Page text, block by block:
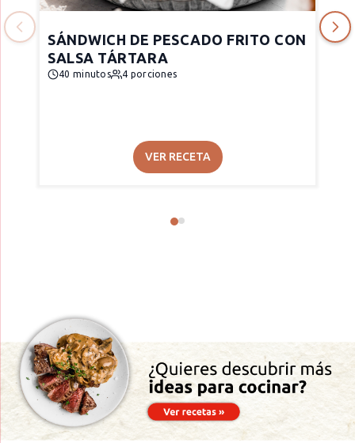
SÁNDWICH DE PESCADO FRITO CON
SALSA TÁRTARA
40 minutos 4 porciones
VER RECETA